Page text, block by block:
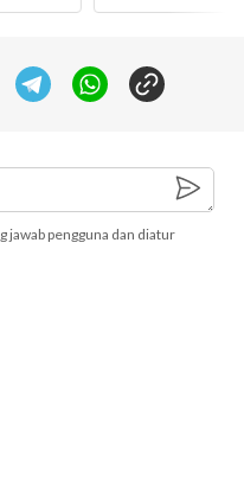
jawab pengguna dan diatur